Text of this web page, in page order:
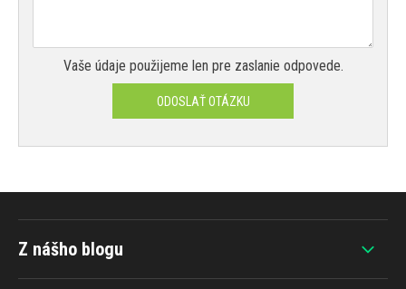
Vaše údaje použijeme len pre zaslanie odpovede.
ODOSLAŤ OTÁZKU
Z nášho blogu